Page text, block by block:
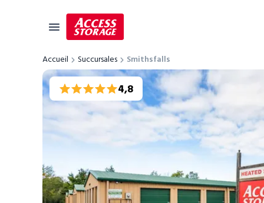
Guide des tailles
Entreposage libre-service
Localisateur de succursales
Véhicules
Entreposage pour étudiants
Accueil Succursales Smithsfalls
4,8